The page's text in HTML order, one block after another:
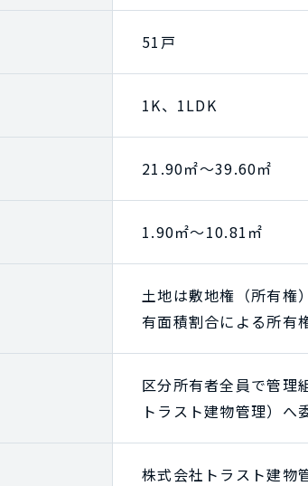
51戸
1K、1LDK
21.90㎡～39.60㎡
1.90㎡～10.81㎡
土地は敷地権（所有権
有面積割合による所有
区分所有者全員で管理
トラスト建物管理）へ
株式会社トラスト建物